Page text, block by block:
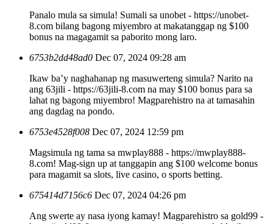
Panalo mula sa simula! Sumali sa unobet - https://unobet-
8.com bilang bagong miyembro at makatanggap ng $100
bonus na magagamit sa paborito mong laro.
6753b2dd48ad0 Dec 07, 2024 09:28 am
Ikaw ba’y naghahanap ng masuwerteng simula? Narito na
ang 63jili - https://63jili-8.com na may $100 bonus para sa
lahat ng bagong miyembro! Magparehistro na at tamasahin
ang dagdag na pondo.
6753e4528f008 Dec 07, 2024 12:59 pm
Magsimula ng tama sa mwplay888 - https://mwplay888-
8.com! Mag-sign up at tanggapin ang $100 welcome bonus
para magamit sa slots, live casino, o sports betting.
675414d7156c6 Dec 07, 2024 04:26 pm
Ang swerte ay nasa iyong kamay! Magparehistro sa gold99 -